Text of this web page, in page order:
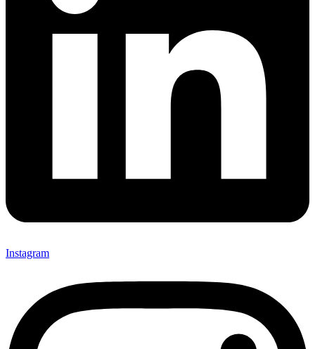
Instagram